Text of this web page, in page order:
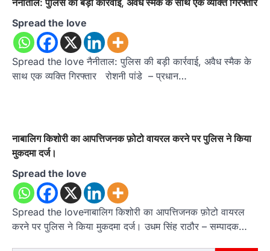
Spread the love
Spread the love नैनीताल: पुलिस की बड़ी कार्रवाई, अवैध स्मैक के
साथ एक व्यक्ति गिरफ्तार रोशनी पांडे – प्रधान…
नाबालिग किशोरी का आपत्तिजनक फ़ोटो वायरल करने पर पुलिस ने किया
मुकदमा दर्ज।
Spread the love
Spread the loveनाबालिग किशोरी का आपत्तिजनक फ़ोटो वायरल
करने पर पुलिस ने किया मुकदमा दर्ज। उधम सिंह राठौर – सम्पादक…